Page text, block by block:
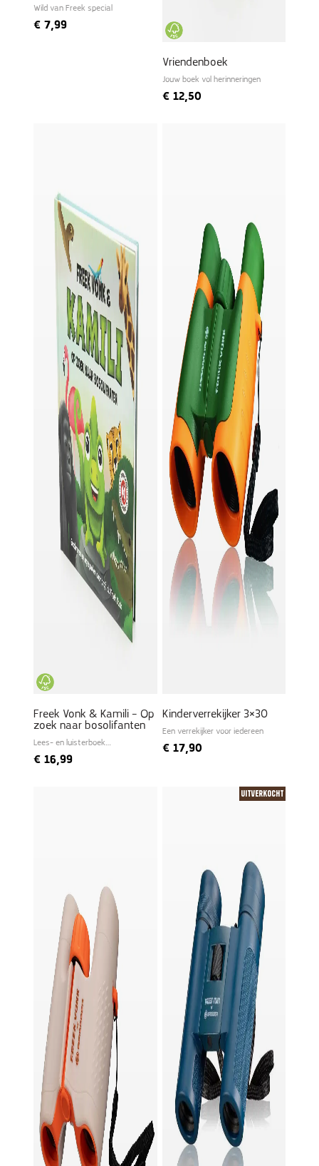
Wild van Freek special
€ 7,99
Vriendenboek
Jouw boek vol herinneringen
€12,50
Freek Vonk & Kamili – Op
zoek naar bosolifanten
Lees- en luisterboek
€ 16,99
Kinderverrekijker 3×30
Een verrekijker voor iedereen
€17,90
Uitverkocht